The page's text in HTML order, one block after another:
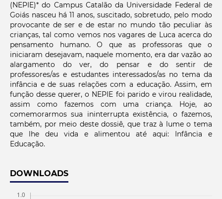
(NEPIE)* do Campus Catalão da Universidade Federal de
Goiás nasceu há 11 anos, suscitado, sobretudo, pelo modo
provocante de ser e de estar no mundo tão peculiar às
crianças, tal como vemos nos vagares de Luca acerca do
pensamento humano. O que as professoras que o
iniciaram desejavam, naquele momento, era dar vazão ao
alargamento do ver, do pensar e do sentir de
professores/as e estudantes interessados/as no tema da
infância e de suas relações com a educação. Assim, em
função desse querer, o NEPIE foi parido e virou realidade,
assim como fazemos com uma criança. Hoje, ao
comemorarmos sua ininterrupta existência, o fazemos,
também, por meio deste dossiê, que traz à lume o tema
que lhe deu vida e alimentou até aqui: Infância e
Educação.
DOWNLOADS